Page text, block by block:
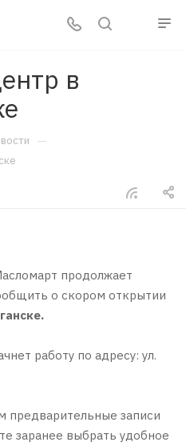
в
—
продолжает
о скором открытии
работу по адресу: ул.
предварительные записи
заранее выбрать удобное